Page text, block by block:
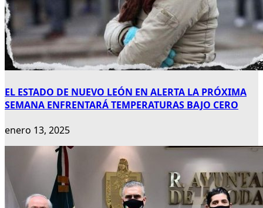
EL ESTADO DE NUEVO LEÓN EN ALERTA LA PRÓXIMA
SEMANA ENFRENTARÁ TEMPERATURAS BAJO CERO
enero 13, 2025